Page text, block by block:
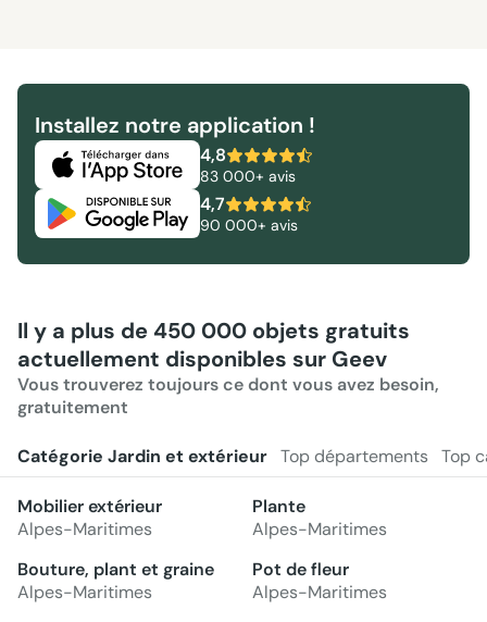
Installez notre application !
4,8
83 000+ avis
4,7
90 000+ avis
Il y a plus de 450 000 objets gratuits
actuellement disponibles sur Geev
Vous trouverez toujours ce dont vous avez besoin,
gratuitement
Catégorie Jardin et extérieur Top départements Top
Mobilier extérieur
Alpes-Maritimes
Plante
Alpes-Maritimes
Bouture, plant et graine
Alpes-Maritimes
Pot de fleur
Alpes-Maritimes